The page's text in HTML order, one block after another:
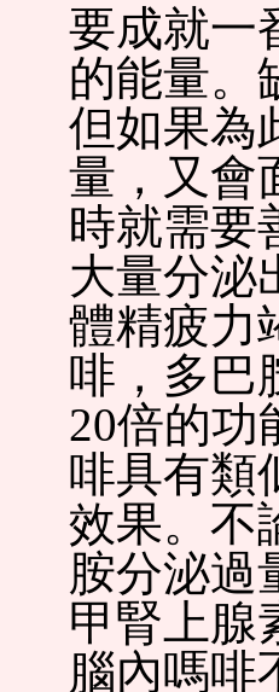
要成就一
的能量。
但如果為
量，又會
時就需要
大量分泌
體精疲力
啡，多巴
20倍的功
啡具有類
效果。不
胺分泌過
甲腎上腺
腦內嗎啡